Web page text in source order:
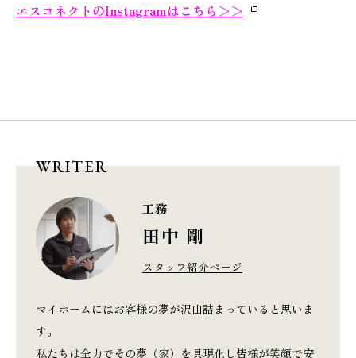
エスコネクトのInstagramはこちら ＞＞
WRITER
工務
田中 剛
スタッフ紹介ページ
マイホームにはお客様の夢が沢山詰まっていると思いま
す。
私たちは全力でその夢（家）を具現化し皆様が笑顔で安